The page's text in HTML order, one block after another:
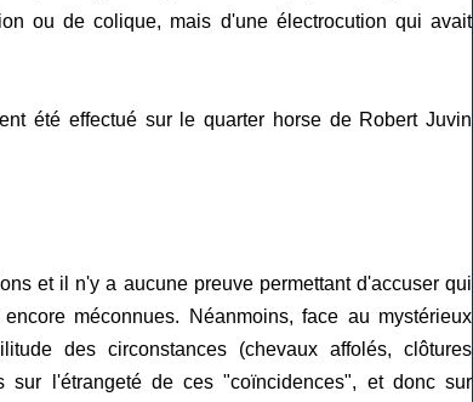
ou de colique, mais d'une électrocution qui avait
été effectué sur le quarter horse de Robert Juvin
et il n'y a aucune preuve permettant d'accuser qui
méconnues. Néanmoins, face au mystérieux
des circonstances (chevaux affolés, clôtures
l'étrangeté de ces "coïncidences", et donc sur